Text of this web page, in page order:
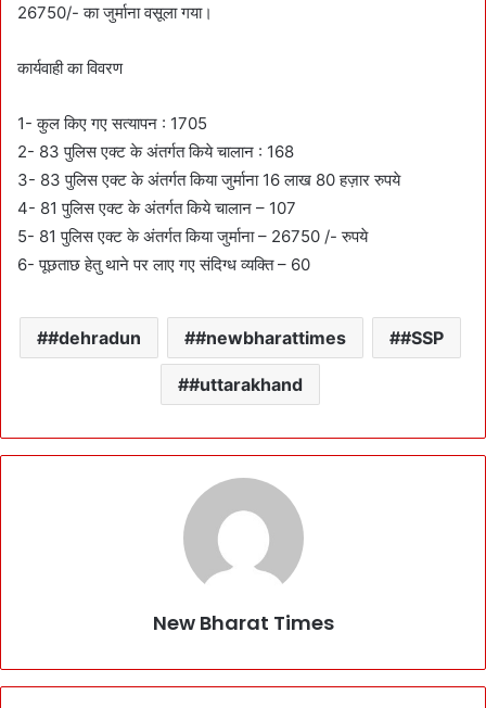
26750/- का जुर्माना वसूला गया।
कार्यवाही का विवरण
1- कुल किए गए सत्यापन : 1705
2- 83 पुलिस एक्ट के अंतर्गत किये चालान : 168
3- 83 पुलिस एक्ट के अंतर्गत किया जुर्माना 16 लाख 80 हज़ार रुपये
4- 81 पुलिस एक्ट के अंतर्गत किये चालान – 107
5- 81 पुलिस एक्ट के अंतर्गत किया जुर्माना – 26750 /- रुपये
6- पूछताछ हेतु थाने पर लाए गए संदिग्ध व्यक्ति – 60
#dehradun #newbharattimes #SSP
#uttarakhand
New Bharat Times